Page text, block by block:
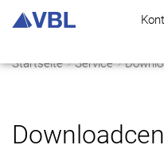
Startseite Service